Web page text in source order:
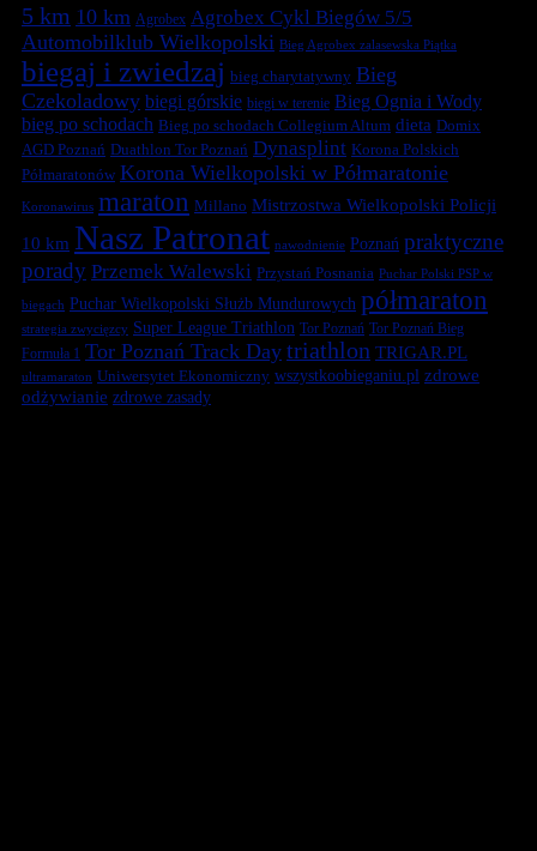
5 km 10 km Agrobex Agrobex Cykl Biegów 5/5
Automobilklub Wielkopolski Bieg Agrobex zalasewska Piątka
biegaj i zwiedzaj bieg charytatywny Bieg
Czekoladowy biegi górskie biegi w terenie Bieg Ognia i Wody
bieg po schodach Bieg po schodach Collegium Altum dieta Domix
AGD Poznań Duathlon Tor Poznań Dynasplint Korona Polskich
Półmaratonów Korona Wielkopolski w Półmaratonie
Koronawirus maraton Millano Mistrzostwa Wielkopolski Policji
10 km Nasz Patronat nawodnienie Poznań praktyczne
porady Przemek Walewski Przystań Posnania Puchar Polski PSP w
biegach Puchar Wielkopolski Służb Mundurowych półmaraton
strategia zwycięzcy Super League Triathlon Tor Poznań Tor Poznań Bieg
Formuła 1 Tor Poznań Track Day triathlon TRIGAR.PL
ultramaraton Uniwersytet Ekonomiczny wszystkoobieganiu.pl zdrowe
odżywianie zdrowe zasady